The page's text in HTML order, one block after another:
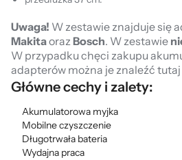
Uwaga! W zestawie znajduje się
MakitaorazBosch. W zestawie
W przypadku chęci zakupu
adapterów można je znaleźć tutaj
Główne cechy i zalety:
Akumulatorowa myjka
Mobilne czyszczenie
Długotrwała bateria
Wydajna praca